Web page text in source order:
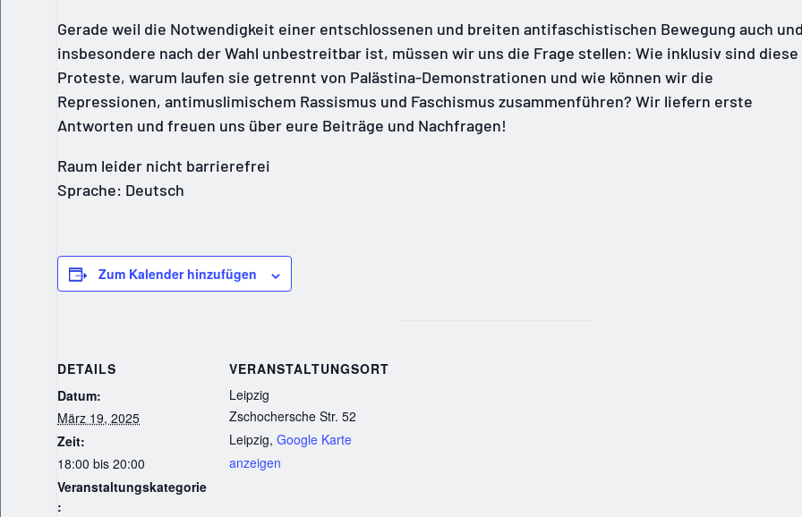
Gerade weil die Notwendigkeit einer entschlossenen und breiten antifaschistischen Bewegung auch
insbesondere nach der Wahl unbestreitbar ist, müssen wir uns die Frage stellen: Wie inklusiv sind diese
Proteste, warum laufen sie getrennt von Palästina-Demonstrationen und wie können wir die
Repressionen, antimuslimischem Rassismus und Faschismus zusammenführen? Wir liefern erste
Antworten und freuen uns über eure Beiträge und Nachfragen!
Raum leider nicht barrierefrei
Sprache: Deutsch
Zum Kalender hinzufügen
DETAILS
Datum:
März 19, 2025
Zeit:
18:00 bis 20:00
Veranstaltungskategorie
:
VERANSTALTUNGSORT
Leipzig
Zschochersche Str. 52
Leipzig, Google Karte
anzeigen